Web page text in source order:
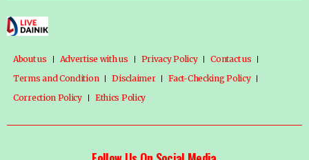
About us Advertise with us Privacy Policy
Contact us
Terms and Condition
Disclaimer
Fact-Checking Policy
Correction Policy
Ethics Policy